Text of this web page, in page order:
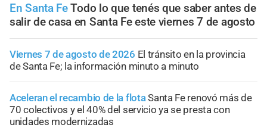
En Santa FeTodo lo que tenés que saber antes de
salir de casa en Santa Fe este viernes 7 de agosto
Viernes 7 de agosto de 2026 El tránsito en la provincia
de Santa Fe; la información minuto a minuto
Aceleran el recambio de la flotaSanta Fe renovó más de
70 colectivos y el 40% del servicio ya se presta con
unidades modernizadas